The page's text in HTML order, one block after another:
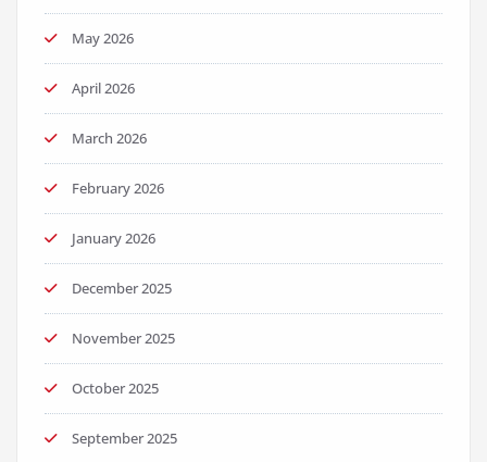
May 2026
April 2026
March 2026
February 2026
January 2026
December 2025
November 2025
October 2025
September 2025